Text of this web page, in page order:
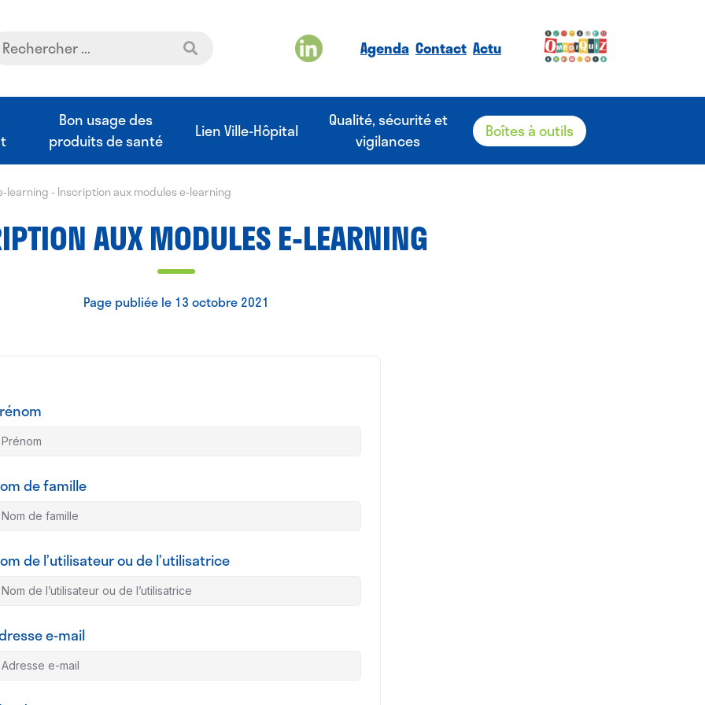
Agenda Contact Actu
Bon usage des
produits de santé
Lien Ville-Hôpital
Qualité, sécurité et
vigilances
Boîtes à outils
learning - Inscription aux modules e-learning
AUX MODULES E-LEARNING
Page publiée le 13 octobre 2021
de famille
de l’utilisateur ou de l’utilisatrice
e-mail